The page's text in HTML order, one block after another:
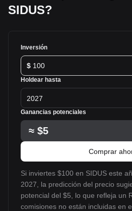
SIDUS?
Inversión
$
Holdear hasta
2027
Ganancias potenciales
≈ $5
Comprar
Si inviertes $100 en SIDUS este
2027, la predicción del precio
potencial del $5, lo que refleja un
comisiones no están incluidas en